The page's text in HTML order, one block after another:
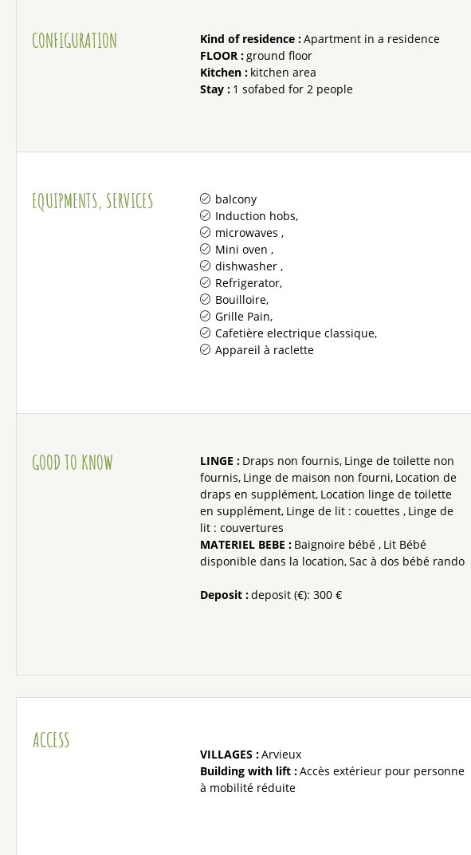
CONFIGURATION Kind of residence :Apartment in a residence
FLOOR :ground floor
Kitchen : kitchen area
Stay : 1 sofabed for 2 people
EQUIPMENTS, SERVICES
balcony
Induction hobs
microwaves
Mini oven
dishwasher
Refrigerator
Bouilloire
Grille Pain
Cafetière electrique classique
Appareil à raclette
GOOD TO KNOW LINGE : Draps non fournis Linge de toilette non
fournis Linge de maison non fourni Location de
draps en supplément Location linge de toilette
en supplément Linge de lit : couettes
Linge de
lit : couvertures
MATERIEL BEBE : Baignoire bébé Lit Bébé
disponible dans la location Sac à dos bébé rando
Deposit :deposit (€): 300 €
ACCESS
VILLAGES :Arvieux
Building with lift :Accès extérieur pour personne
à mobilité réduite